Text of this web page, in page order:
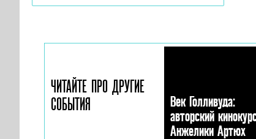
ЧИТАЙТЕ ПРО ДРУГИЕ
СОБЫТИЯ
Век Голливуда:
авторский
Анжелики Артюх